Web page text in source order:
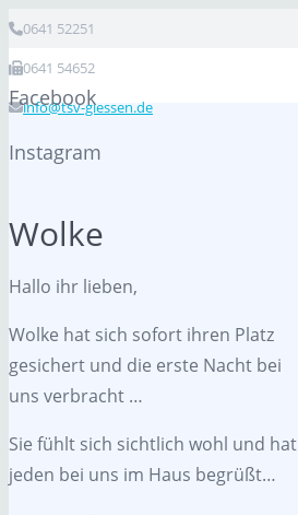
0641 52251
0641 54652
info@tsv-giessen.de
Facebook
Instagram
Wolke
Hallo ihr lieben,
Wolke hat sich sofort ihren Platz
gesichert und die erste Nacht bei
uns verbracht …
Sie fühlt sich sichtlich wohl und hat
jeden bei uns im Haus begrüßt…